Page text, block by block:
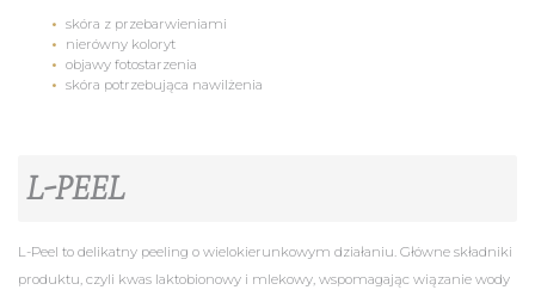
skóra z przebarwieniami
nierówny koloryt
objawy fotostarzenia
skóra potrzebująca nawilżenia
L-PEEL
L-Peel to delikatny peeling o wielokierunkowym działaniu. Główne składniki
produktu, czyli kwas laktobionowy i mlekowy, wspomagając wiązanie wody